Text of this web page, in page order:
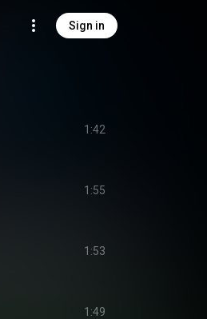
Sign in
1:42
1:55
1:53
1:49